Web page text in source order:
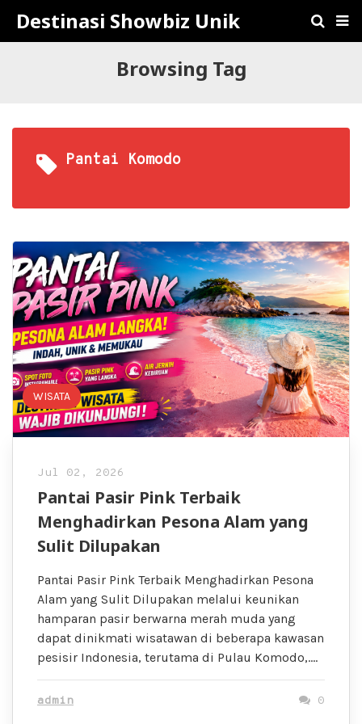
Destinasi Showbiz Unik
Browsing Tag
Pantai Komodo
WISATA
Jul 02, 2026
Pantai Pasir Pink Terbaik
Menghadirkan Pesona Alam yang
Sulit Dilupakan
Pantai Pasir Pink Terbaik Menghadirkan Pesona
Alam yang Sulit Dilupakan melalui keunikan
hamparan pasir berwarna merah muda yang
dapat dinikmati wisatawan di beberapa kawasan
pesisir Indonesia, terutama di Pulau Komodo,….
admin 0